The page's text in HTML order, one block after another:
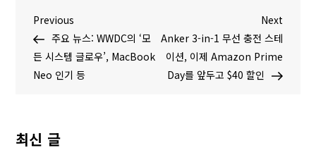
글
탐
P
r
e
v
s
Previous
주요 뉴스: WWDC의 ‘모
든 시스템 글로우’, MacBook
Neo 인기 등
N
e
x
t
Next
Anker 3-in-1 무선 충전 스테
이션, 이제 Amazon Prime
Day를 앞두고 $40 할인
최신 글